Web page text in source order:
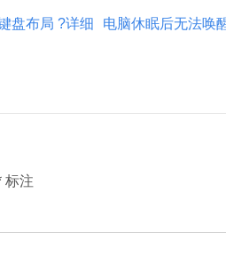
盘布局 ?详细
电脑休眠后无法唤
标注